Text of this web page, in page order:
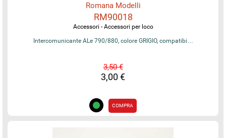
Romana Modelli
RM90018
Accessori - Accessori per loco
Intercomunicante ALe 790/880, colore GRIGIO, compatibi…
3,50 €
3,00 €
COMPRA